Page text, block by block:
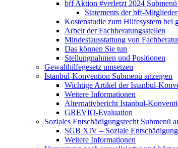
bff Aktion #verletzt 2024
Statements der bff-Mitglieder
Kostenstudie zum Hilfesystem bei
Arbeit der Fachberatungsstellen
Mindestausstattung von
Das können Sie tun
Stellungnahmen und Positionen
Gewalthilfegesetz umsetzen
Istanbul-Konvention Submenü anzeigen
Wichtige Artikel der Istanbul-
Weitere Informationen
Alternativbericht Istanbul-
GREVIO-Evaluation
Soziales Entschädigungsrecht Submenü
SGB XIV – Soziale Entschädigung
Weitere Informationen